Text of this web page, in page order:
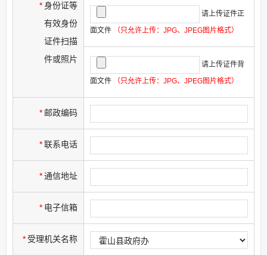
* 身份证等
有效身份
证件扫描
件或照片
请上传证件正
面文件
（只允许上传：JPG、JPEG图片格式）
请上传证件背
面文件
（只允许上传：JPG、JPEG图片格式）
* 邮政编码
*联系电话
*通信地址
* 电子信箱
* 受理机关名称